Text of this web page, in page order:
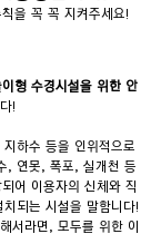
을 꼭 꼭 지켜주세요!
이형 수경시설을 위한 안
!
하수 등을 인위적으로
, 연못, 폭포, 실개천 등
어 이용자의 신체와 직
되는 시설을 말합니다!
서라면, 모두를 위한 이